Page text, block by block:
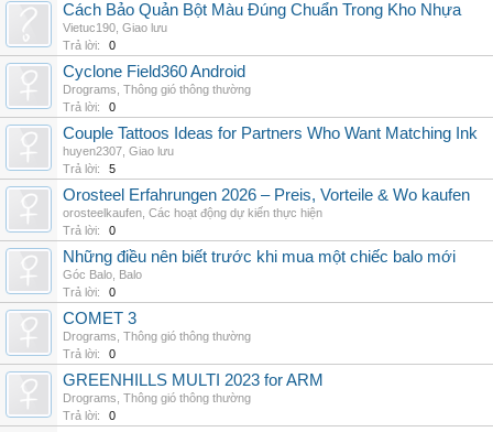
Cách Bảo Quản Bột Màu Đúng Chuẩn Trong Kho Nhựa
Vietuc190 Giao lưu
Trả lời:
0
Cyclone Field360 Android
Drograms Thông gió thông thường
Trả lời:
0
Couple Tattoos Ideas for Partners Who Want Matching Ink
huyen2307 Giao lưu
Trả lời:
5
Orosteel Erfahrungen 2026 – Preis, Vorteile & Wo kaufen
orosteelkaufen Các hoạt động dự kiến thực hiện
Trả lời:
0
Những điều nên biết trước khi mua một chiếc balo mới
Góc Balo Balo
Trả lời:
0
COMET 3
Drograms Thông gió thông thường
Trả lời:
0
GREENHILLS MULTI 2023 for ARM
Drograms Thông gió thông thường
Trả lời:
0